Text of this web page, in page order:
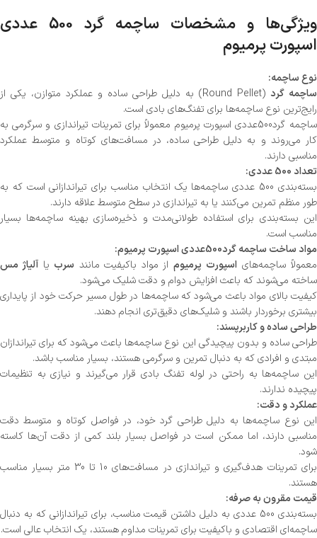
ویژگی‌ها و مشخصات ساچمه گرد 500 عددی
اسپورت پرمیوم
نوع ساچمه:
ساچمه گرد
(Round Pellet) به دلیل طراحی ساده و عملکرد متوازن، یکی از
رایج‌ترین نوع ساچمه‌ها برای تفنگ‌های بادی است.
ساچمه گرد500عددی اسپورت پرمیوم معمولاً برای تمرینات تیراندازی و سرگرمی به
کار می‌روند و به دلیل طراحی ساده، در مسافت‌های کوتاه و متوسط عملکرد
مناسبی دارند.
تعداد 500 عددی:
بسته‌بندی 500 عددی ساچمه‌ها یک انتخاب مناسب برای تیراندازانی است که به
طور منظم تمرین می‌کنند یا به تیراندازی در سطح متوسط علاقه دارند.
این بسته‌بندی برای استفاده طولانی‌مدت و ذخیره‌سازی بهینه ساچمه‌ها بسیار
مناسب است.
مواد ساخت ساچمه گرد500عددی اسپورت پرمیوم:
معمولاً ساچمه‌های اسپورت پرمیوم از مواد باکیفیت مانند سرب یا آلیاژ مس
ساخته می‌شوند که باعث افزایش دوام و دقت شلیک می‌شود.
کیفیت بالای مواد باعث می‌شود که ساچمه‌ها در طول مسیر حرکت خود از پایداری
بیشتری برخوردار باشند و شلیک‌های دقیق‌تری انجام دهند.
طراحی ساده و کاربرپسند:
طراحی ساده و بدون پیچیدگی این نوع ساچمه‌ها باعث می‌شود که برای تیراندازان
مبتدی و افرادی که به دنبال تمرین و سرگرمی هستند، بسیار مناسب باشد.
این ساچمه‌ها به راحتی در لوله تفنگ بادی قرار می‌گیرند و نیازی به تنظیمات
پیچیده ندارند.
عملکرد و دقت:
این نوع ساچمه‌ها به دلیل طراحی گرد خود، در فواصل کوتاه و متوسط دقت
مناسبی دارند، اما ممکن است در فواصل بسیار بلند کمی از دقت آن‌ها کاسته
شود.
برای تمرینات هدف‌گیری و تیراندازی در مسافت‌های 10 تا 30 متر بسیار مناسب
هستند.
قیمت مقرون به صرفه:
بسته‌بندی 500 عددی به دلیل داشتن قیمت مناسب، برای تیراندازانی که به دنبال
ساچمه‌ای اقتصادی و باکیفیت برای تمرینات مداوم هستند، یک انتخاب عالی است.